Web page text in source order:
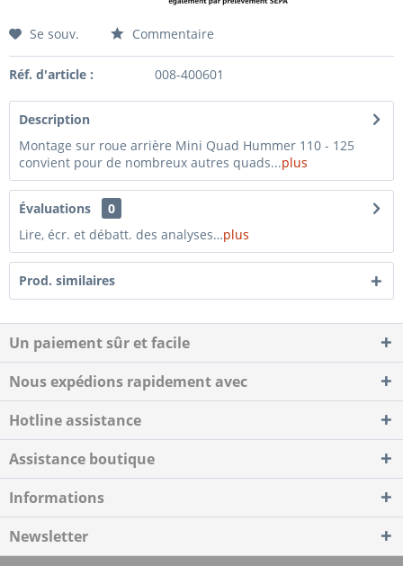
Se souv. Commentaire
Réf. d'article : 008-400601
Description
Montage sur roue arrière Mini Quad Hummer 110 - 125
convient pour de nombreux autres quads...plus
Évaluations
0
Lire, écr. et débatt. des analyses…plus
Prod. similaires
Un paiement sûr et facile
Nous expédions rapidement avec
Hotline assistance
Assistance boutique
Informations
Newsletter